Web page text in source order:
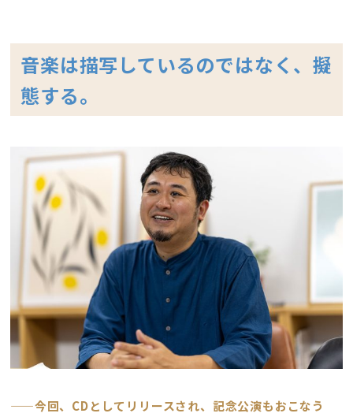
音楽は描写しているのではなく、擬
態する。
——今回、CDとしてリリースされ、記念公演もおこなう